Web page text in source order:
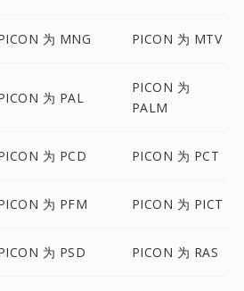
为 MNG PICON 为 MTV
为 PAL
PICON 为
PALM
为 PCD PICON 为 PCT
为 PFM PICON 为 PICT
为 PSD PICON 为 RAS